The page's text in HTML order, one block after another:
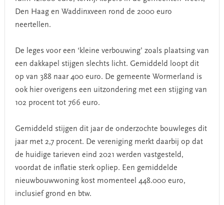
Den Haag en Waddinxveen rond de 2000 euro
neertellen.
De leges voor een ‘kleine verbouwing’ zoals plaatsing van
een dakkapel stijgen slechts licht. Gemiddeld loopt dit
op van 388 naar 400 euro. De gemeente Wormerland is
ook hier overigens een uitzondering met een stijging van
102 procent tot 766 euro.
Gemiddeld stijgen dit jaar de onderzochte bouwleges dit
jaar met 2,7 procent. De vereniging merkt daarbij op dat
de huidige tarieven eind 2021 werden vastgesteld,
voordat de inflatie sterk opliep. Een gemiddelde
nieuwbouwwoning kost momenteel 448.000 euro,
inclusief grond en btw.